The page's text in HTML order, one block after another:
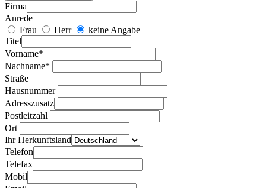
Firma
Anrede
Frau
Herr
keine Angabe
Titel
Vorname*
Nachname*
Straße
Hausnummer
Adresszusatz
Postleitzahl
Ort
Ihr Herkunftsland
Telefon
Telefax
Mobil